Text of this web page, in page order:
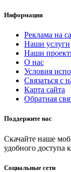
Информация
Реклама на
Наши услуги
Наши
О нас
Условия
Связаться с
Карта сайта
Обратная
Поддержите нас
Скачайте наше
удобного доступа
Социальные сети